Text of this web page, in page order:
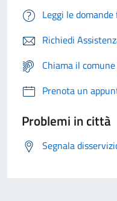
Leggi le
Richiedi
Chiama il
Prenota un
Problemi in città
Segnala